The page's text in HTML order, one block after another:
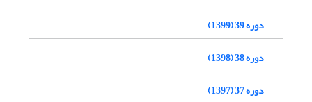
دوره 39 (1399)
دوره 38 (1398)
دوره 37 (1397)